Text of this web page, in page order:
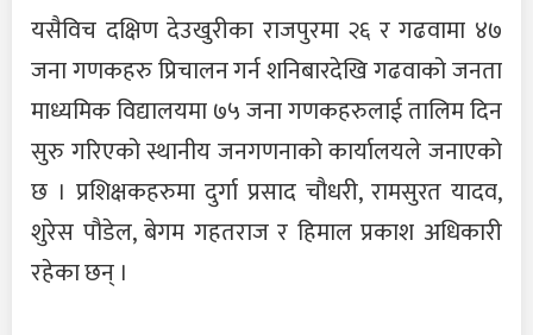
यसैविच दक्षिण देउखुरीका राजपुरमा २६ र गढवामा ४७
जना गणकहरु प्रिचालन गर्न शनिबारदेखि गढवाको जनता
माध्यमिक विद्यालयमा ७५ जना गणकहरुलाई तालिम दिन
सुरु गरिएको स्थानीय जनगणनाको कार्यालयले जनाएको
छ । प्रशिक्षकहरुमा दुर्गा प्रसाद चौधरी, रामसुरत यादव,
शुरेस पौडेल, बेगम गहतराज र हिमाल प्रकाश अधिकारी
रहेका छन् ।